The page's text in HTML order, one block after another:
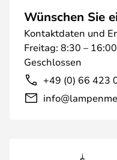
Wünschen Sie
Kontaktdaten und
Freitag: 8:30 –
Geschlossen
+49 (0) 66 423